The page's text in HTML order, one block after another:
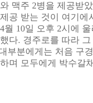
맥주 2병을 제공받
공 받는 것이 여기에
월 10일 오후 2시에
다. 경주로를 따라
부분에게는 처음 구
며 모두에게 박수갈